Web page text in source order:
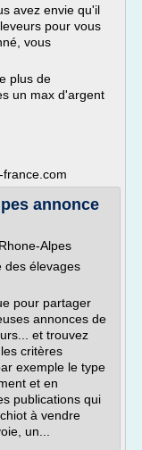
avez envie qu'il
pour vous
vous
plus de
un max d'argent
annonce
Alpes
des élevages
pour partager
annonces de
et trouvez
critères
exemple le type
et en
publications qui
à vendre
un...